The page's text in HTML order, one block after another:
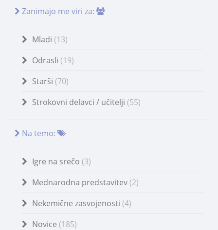
Zanimajo me viri za:
Mladi (13)
Odrasli (19)
Starši (70)
Strokovni delavci / učitelji (55)
Na temo:
Igre na srečo (3)
Mednarodna predstavitev (2)
Nekemične zasvojenosti (4)
Novice (185)